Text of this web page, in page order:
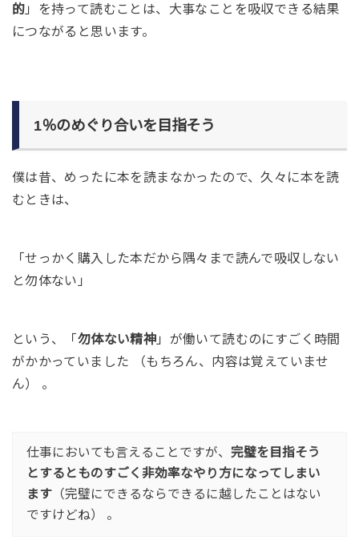
的 」を持って読むことは、大事なことを吸収できる結果
につながると思います。
1％のめぐり合いを目指そう
僕は昔、めったに本を読まなかったので、久々に本を読
むときは、
「せっかく購入した本だから隅々まで読んで吸収しない
と勿体ない」
という、「 勿体ない精神 」が働いて読むのにすごく時間
がかかっていました （もちろん、内容は覚えていませ
ん） 。
仕事においても言えることですが、 完璧を目指そう
とするとものすごく非効率なやり方になってしまい
ます（完璧にできるならできるに越したことはない
ですけどね） 。